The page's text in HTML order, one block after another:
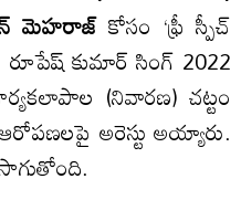
మెహరాజ్కోసం ‘ఫ్రీ స్పీచ్
రూపేష్ కుమార్ సింగ్ 2022
(నివారణ) చట్టం
అరెస్టు అయ్యారు.